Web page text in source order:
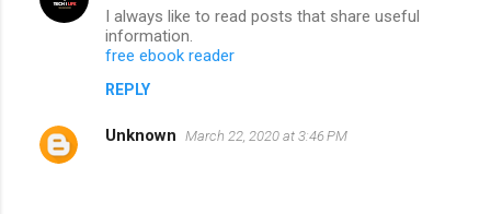
I always like to read posts that share useful
information.
free ebook reader
REPLY
Unknown March 22, 2020 at 3:46 PM